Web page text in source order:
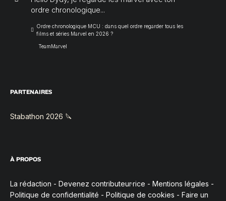
ordre chronologique...
Ordre chronologique MCU : dans quel ordre regarder tous les
films et séries Marvel en 2026 ?
TeamMarvel
PARTENAIRES
Stabathon 2026 🔪
À PROPOS
La rédaction - Devenez contributeur·rice - Mentions légales -
Politique de confidentialité - Politique de cookies - Faire un